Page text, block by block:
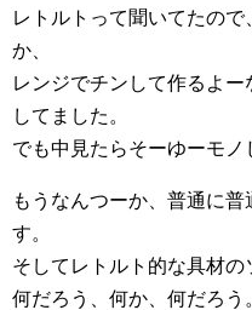
レトルトって聞いてたの
か、
レンジでチンして作るよ
してました。
でも中見たらそーゆーモノ
もうなんつーか、普通に
す。
そしてレトルト的な具材の
何だろう、何か、何だろう